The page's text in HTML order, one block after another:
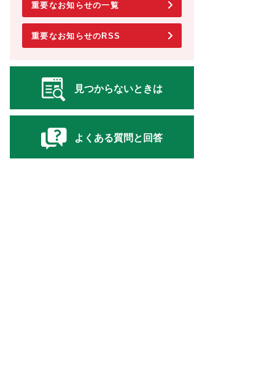
重要なお知らせの一覧
重要なお知らせのRSS
見つからないときは
よくある質問と回答